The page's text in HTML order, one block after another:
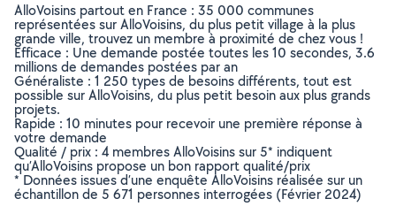
AlloVoisins partout en France : 35 000 communes
représentées sur AlloVoisins, du plus petit village à la plus
grande ville, trouvez un membre à proximité de chez vous !
Efficace : Une demande postée toutes les 10 secondes, 3.6
millions de demandes postées par an
Généraliste : 1 250 types de besoins différents, tout est
possible sur AlloVoisins, du plus petit besoin aux plus grands
projets.
Rapide : 10 minutes pour recevoir une première réponse à
votre demande
Qualité / prix : 4 membres AlloVoisins sur 5* indiquent
qu’AlloVoisins propose un bon rapport qualité/prix
* Données issues d’une enquête AlloVoisins réalisée sur un
échantillon de 5 671 personnes interrogées (Février 2024)